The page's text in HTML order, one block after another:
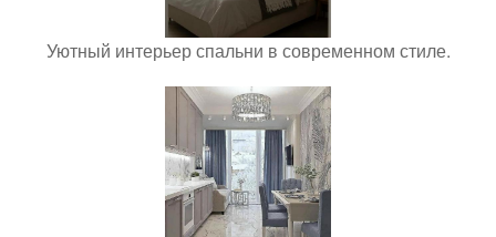
Уютный интерьер спальни в современном стиле.